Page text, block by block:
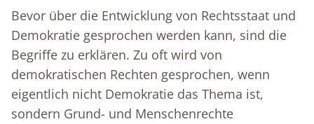
Bevor über die Entwicklung von Rechtsstaat und
Demokratie gesprochen werden kann, sind die
Begriffe zu erklären. Zu oft wird von
demokratischen Rechten gesprochen, wenn
eigentlich nicht Demokratie das Thema ist,
sondern Grund- und Menschenrechte